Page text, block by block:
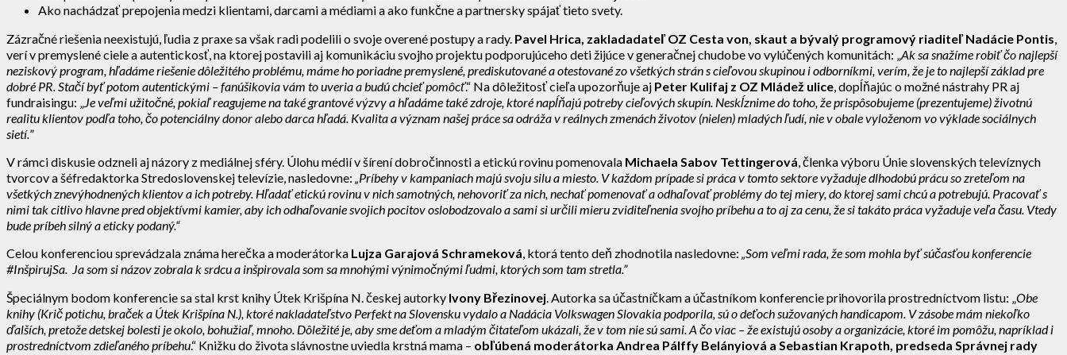
Ako nachádzať prepojenia medzi klientami, darcami a médiami a ako funkčne a partnersky spájať tieto svety.
Zázračné riešenia neexistujú, ľudia z praxe sa však radi podelili o svoje overené postupy a rady. Pavel Hrica, zakladadateľ OZ Cesta von, skaut a bývalý programový riaditeľ Nadácie Pontis
verí v premyslené ciele a autentickosť, na ktorej postavili aj komunikáciu svojho projektu podporujúceho deti žijúce v generačnej chudobe vo vylúčených komunitách: „ Ak sa snažíme robiť čo najlepší
neziskový program, hľadáme riešenie dôležitého problému, máme ho poriadne premyslené, prediskutované a otestované zo všetkých strán s cieľovou skupinou i odborníkmi, verím, že je to najlepší základ pre
dobré PR. Stačí byť potom autentickými – fanúšikovia vám to uveria a budú chcieť pomôcť.“ Na dôležitosť cieľa upozorňuje aj Peter Kulifaj z OZ Mládež ulice , dopĺňajúc o možné nástrahy PR aj
fundraisingu: „
Je veľmi užitočné, pokiaľ reagujeme na také grantové výzvy a hľadáme také zdroje, ktoré napĺňajú potreby cieľových skupín. Neskĺznime do toho, že prispôsobujeme (prezentujeme) životnú
realitu klientov podľa toho, čo potenciálny donor alebo darca hľadá. Kvalita a význam našej práce sa odráža v reálnych zmenách životov (nielen) mladých ľudí, nie v obale vyloženom vo výklade sociálnych
sietí.”
V rámci diskusie odzneli aj názory z mediálnej sféry. Úlohu médií v šírení dobročinnosti a etickú rovinu pomenovala Michaela Sabov Tettingerová , členka výboru Únie slovenských televíznych
tvorcov a šéfredaktorka Stredoslovenskej televízie, nasledovne: Príbehy v kampaniach majú svoju silu a miesto. V každom prípade si práca v tomto sektore vyžaduje dlhodobú prácu so zreteľom na
všetkých znevýhodnených klientov a ich potreby. Hľadať etickú rovinu v nich samotných, nehovoriť za nich, nechať pomenovať a odhaľovať problémy do tej miery, do ktorej sami chcú a potrebujú. Pracovať s
nimi tak citlivo hlavne pred objektívmi kamier, aby ich odhaľovanie svojich pocitov oslobodzovalo a sami si určili mieru zviditeľnenia svojho príbehu a to aj za cenu, že si takáto práca vyžaduje veľa času. Vtedy
bude príbeh silný a eticky podaný.“
Celou konferenciou sprevádzala známa herečka a moderátorka Lujza Garajová Schrameková , ktorá tento deň zhodnotila nasledovne: Som veľmi rada, že som mohla byť súčasťou konferencie
#InšpirujSa. Ja som si názov zobrala k srdcu a inšpirovala som sa mnohými výnimočnými ľudmi, ktorých som tam stretla.”
Špeciálnym bodom konferencie sa stal krst knihy Útek Krišpína N. českej autorky Ivony Březinovej . Autorka sa účastníčkam a účastníkom konferencie prihovorila prostredníctvom listu: „ Obe
knihy (Krič potichu, braček a Útek Krišpína N.), ktoré nakladateľstvo Perfekt na Slovensku vydalo a Nadácia Volkswagen Slovakia podporila, sú o deťoch sužovaných handicapom. V zásobe mám niekoľko
ďalších, pretože detskej bolesti je okolo, bohužiaľ, mnoho. Dôležité je, aby sme deťom a mladým čitateľom ukázali, že v tom nie sú sami. A čo viac – že existujú osoby a organizácie, ktoré im pomôžu, napríklad i
prostredníctvom zdieľaného príbehu.“ Knižku do života slávnostne uviedla krstná mama – obľúbená moderátorka Andrea Pálffy Belányiová a Sebastian Krapoth, predseda Správnej rady